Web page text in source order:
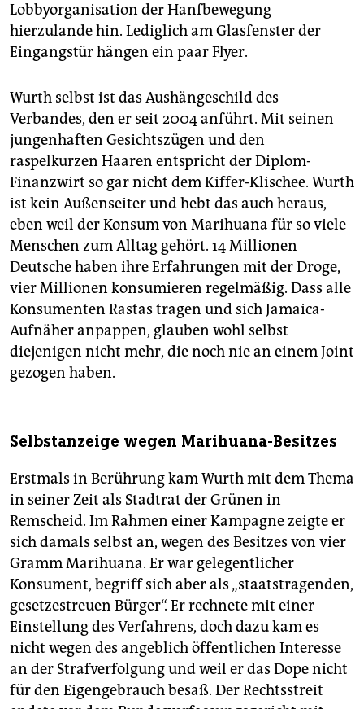
Lobbyorganisation der Hanfbewegung
hierzulande hin. Lediglich am Glasfenster der
Eingangstür hängen ein paar Flyer.
Wurth selbst ist das Aushängeschild des
Verbandes, den er seit 2004 anführt. Mit seinen
jungenhaften Gesichtszügen und den
raspelkurzen Haaren entspricht der Diplom-
Finanzwirt so gar nicht dem Kiffer-Klischee. Wurth
ist kein Außenseiter und hebt das auch heraus,
eben weil der Konsum von Marihuana für so viele
Menschen zum Alltag gehört. 14 Millionen
Deutsche haben ihre Erfahrungen mit der Droge,
vier Millionen konsumieren regelmäßig. Dass alle
Konsumenten Rastas tragen und sich Jamaica-
Aufnäher anpappen, glauben wohl selbst
diejenigen nicht mehr, die noch nie an einem Joint
gezogen haben.
Selbstanzeige wegen Marihuana-Besitzes
Erstmals in Berührung kam Wurth mit dem Thema
in seiner Zeit als Stadtrat der Grünen in
Remscheid. Im Rahmen einer Kampagne zeigte er
sich damals selbst an, wegen des Besitzes von vier
Gramm Marihuana. Er war gelegentlicher
Konsument, begriff sich aber als „staatstragenden,
gesetzestreuen Bürger“. Er rechnete mit einer
Einstellung des Verfahrens, doch dazu kam es
nicht wegen des angeblich öffentlichen Interesse
an der Strafverfolgung und weil er das Dope nicht
für den Eigengebrauch besaß. Der Rechtsstreit